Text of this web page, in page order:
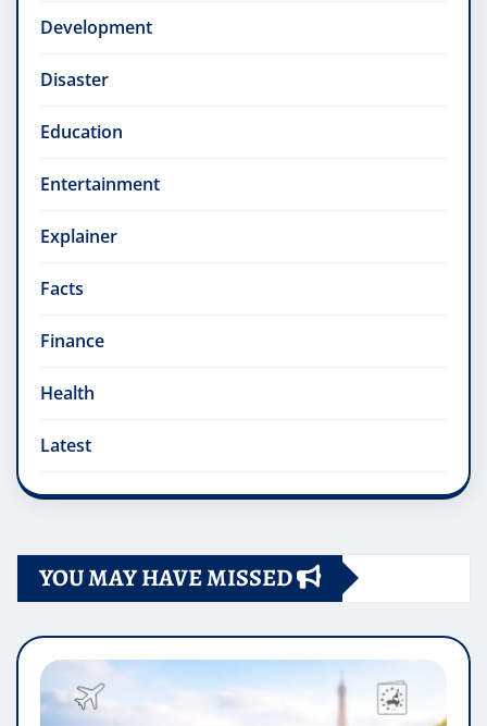
Development
Disaster
Education
Entertainment
Explainer
Facts
Finance
Health
Latest
YOU MAY HAVE MISSED